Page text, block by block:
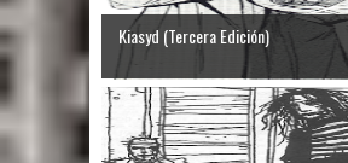
Kiasyd (Tercera Edición)